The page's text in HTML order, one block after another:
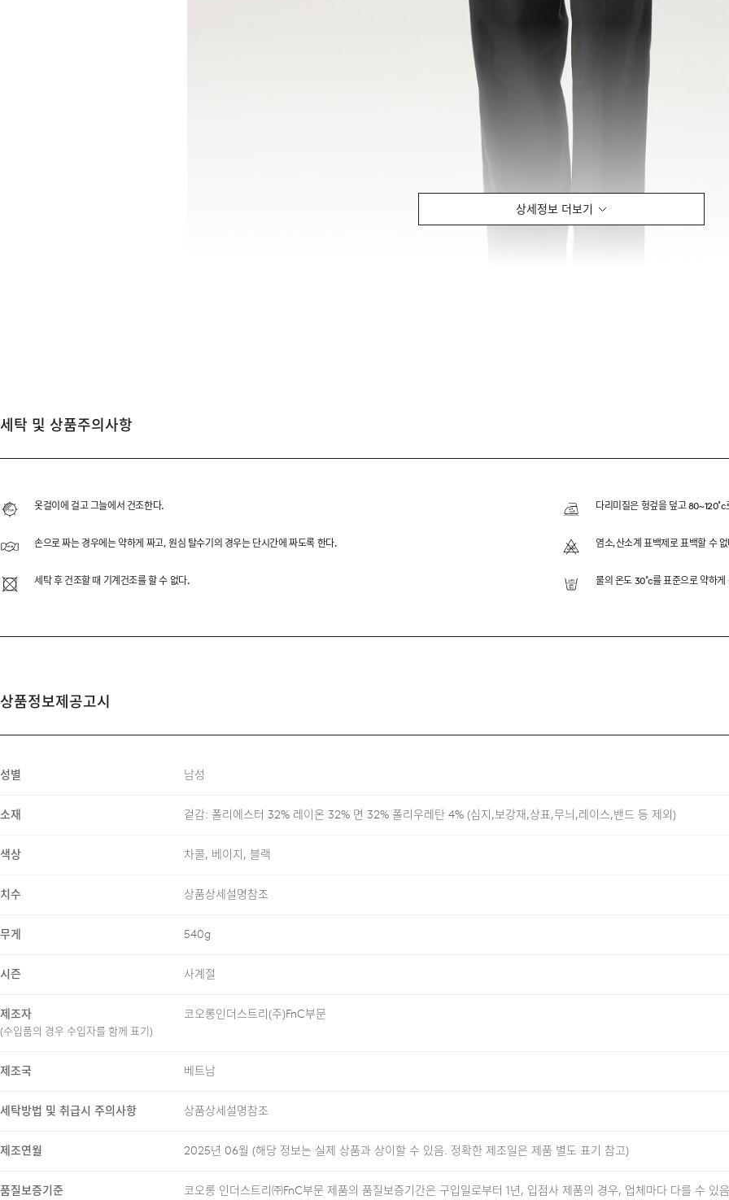
상세정보 더보기
편안한 활동성을 극대화하기 위해 사이드 히든 밴딩을 적용했으며, 앞여밈 이중 구조, 레
팬츠의 주요 디테일을 정제된 외관 속에 담아 다양한 상황과 장면에서 활용하실 수 있도록
SIDE HIDDEN ELASTIC BAND
MATCHING FABRIC WAPPEN
몰스킨 터치의 원단으로 부드럽고 편안한 착용감이에요.
세탁 및 상품주의사항
옷걸이에 걸고 그늘에서 건조한다. 다리미질은 헝겊을 덮고
손으로 짜는 경우에는 약하게 짜고, 원심 탈수기의 경우는 단시간에 짜도록 한다. 염소,산소계 표백제로 표백할 수
세탁 후 건조할 때 기계건조를 할 수 없다. 물의 온도 30˚c를 표준으로 약하
상품정보제공고시
성별 남성
소재 겉감: 폴리에스터 32% 레이온 32% 면 32% 폴리우레탄 4% (심지,보강재,상표,무늬,레이스,밴드 등 제외)
색상 차콜, 베이지, 블랙
치수 상품상세설명참조
무게 540g
시즌 사계절
제조자
(수입품의 경우 수입자를 함께 표기)
코오롱인더스트리(주)FnC부문
제조국 베트남
세탁방법 및 취급시 주의사항 상품상세설명참조
제조연월 2025년 06월 (해당 정보는 실제 상품과 상이할 수 있음. 정확한 제조일은 제품 별도 표기 참고)
품질보증기준 코오롱 인더스트리㈜FnC부문 제품의 품질보증기간은 구입일로부터 1년, 입점사 제품의 경우, 업체마다 다를 수 있